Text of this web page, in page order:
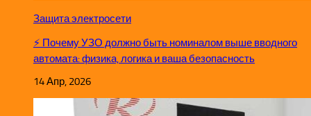
Защита электросети
⚡ Почему УЗО должно быть номиналом выше вводного
автомата: физика, логика и ваша безопасность
14 Апр, 2026